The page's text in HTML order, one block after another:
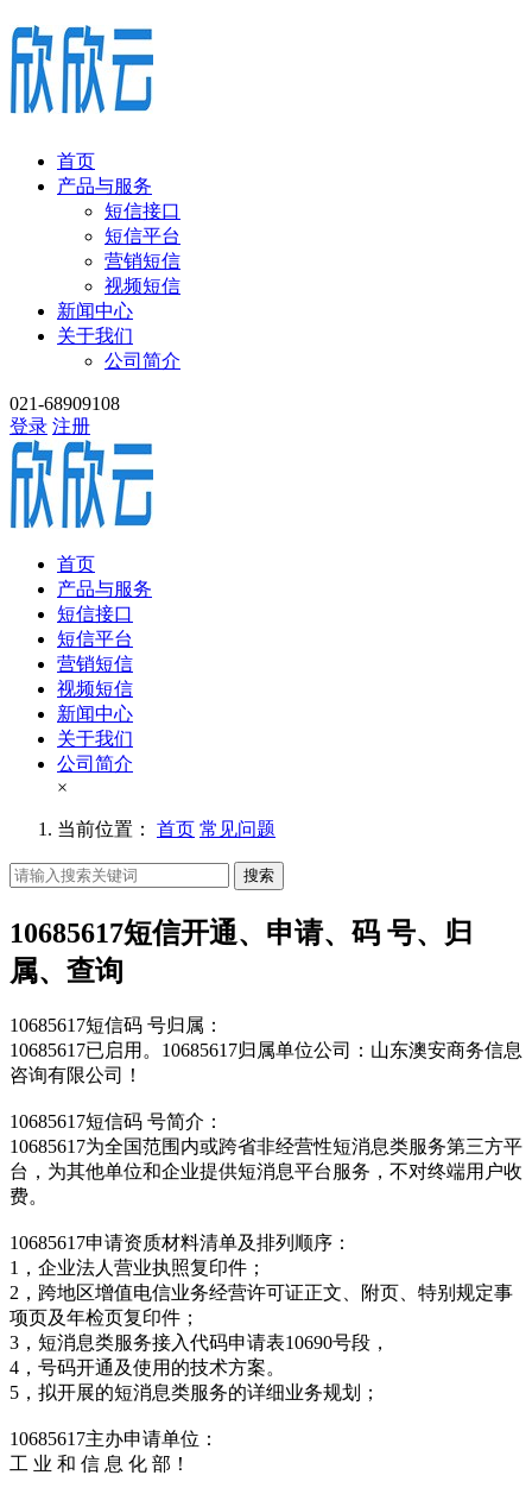
首页
产品与服务
短信接口
短信平台
营销短信
视频短信
新闻中心
关于我们
公司简介
021-68909108
登录 注册
首页
产品与服务
短信接口
短信平台
营销短信
视频短信
新闻中心
关于我们
公司简介
×
当前位置： 首页 常见问题
搜索
10685617短信开通、申请、码 号、归
属、查询
10685617短信码 号归属：
10685617已启用。10685617归属单位公司：山东澳安商务信息
咨询有限公司！
10685617短信码 号简介：
10685617为全国范围内或跨省非经营性短消息类服务第三方平
台，为其他单位和企业提供短消息平台服务，不对终端用户收
费。
10685617申请资质材料清单及排列顺序：
1，企业法人营业执照复印件；
2，跨地区增值电信业务经营许可证正文、附页、特别规定事
项页及年检页复印件；
3，短消息类服务接入代码申请表10690号段，
4，号码开通及使用的技术方案。
5，拟开展的短消息类服务的详细业务规划；
10685617主办申请单位：
工 业 和 信 息 化 部！